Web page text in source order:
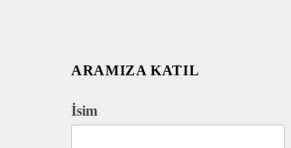
ARAMIZA KATIL
İsim